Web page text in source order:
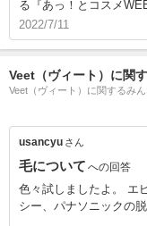
る『あっ！とコスメ
2022/7/11
Veet（ヴィート）に関
Veet（ヴィート）に関するみ
usancyu さん
毛について への回答
色々試しましたよ。 エ
シー、パナソニックの脱